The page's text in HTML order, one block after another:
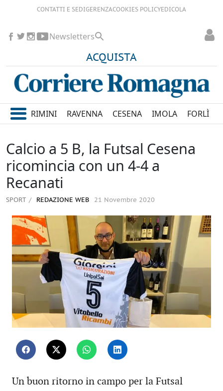
CONTATTI E SEDIGERENZACOOKIES POLICYEDICOLA
ACQUISTA
Newsletters
RIMINI RAVENNA CESENA IMOLA FORLÌ
Calcio a 5 B, la Futsal Cesena
ricomincia con un 4-4 a
Recanati
SPORT REDAZIONE WEB 21 Novembre 2020
Un buon ritorno in campo per la Futsal